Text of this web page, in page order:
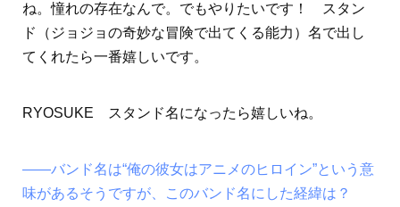
ね。憧れの存在なんで。でもやりたいです！ スタン
ド（ジョジョの奇妙な冒険で出てくる能力）名で出し
てくれたら一番嬉しいです。
RYOSUKE スタンド名になったら嬉しいね。
――バンド名は“俺の彼女はアニメのヒロイン”という意
味があるそうですが、このバンド名にした経緯は？